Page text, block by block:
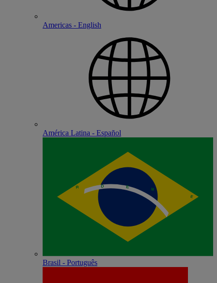
Americas - English
América Latina - Español
Brasil - Português